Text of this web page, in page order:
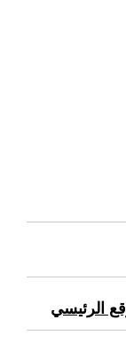
الرئيسي